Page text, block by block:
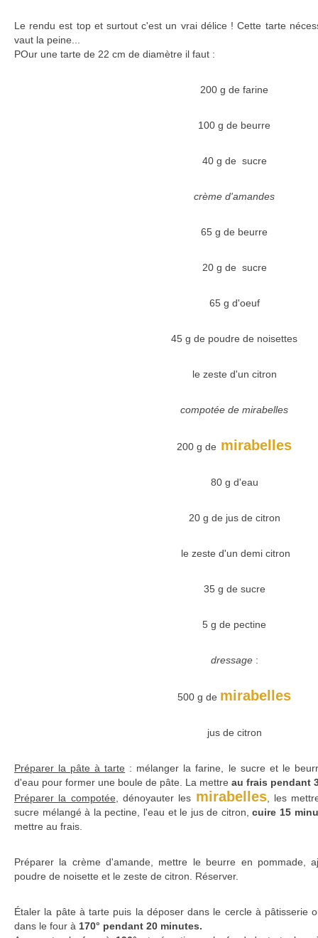
Le rendu est top et surtout c'est un vrai délice ! Cette tarte
vaut la peine...
POur une tarte de 22 cm de diamètre il faut :
200 g de farine
100 g de beurre
40 g de sucre
crème d'amandes
65 g de beurre
20 g de sucre
65 g d'oeuf
45 g de poudre de noisettes
le zeste d'un citron
compotée de mirabelles
200 g de mirabelles
80 g d'eau
20 g de jus de citron
le zeste d'un demi citron
35 g de sucre
5 g de pectine
dressage:
500 g de mirabelles
jus de citron
Préparer la pâte à tarte : mélanger la farine, le sucre et le
d'eau pour former une boule de pâte. La mettre au frais pendant
Préparer la compotée , dénoyauter les mirabelles, les
sucre mélangé à la pectine, l'eau et le jus de citron,cuire 15
mettre au frais.
Préparer la crème d'amande, mettre le beurre en pommade,
poudre de noisette et le zeste de citron. Réserver.
Étaler la pâte à tarte puis la déposer dans le cercle à pâtisserie
dans le four à 170° pendant 20 minutes.